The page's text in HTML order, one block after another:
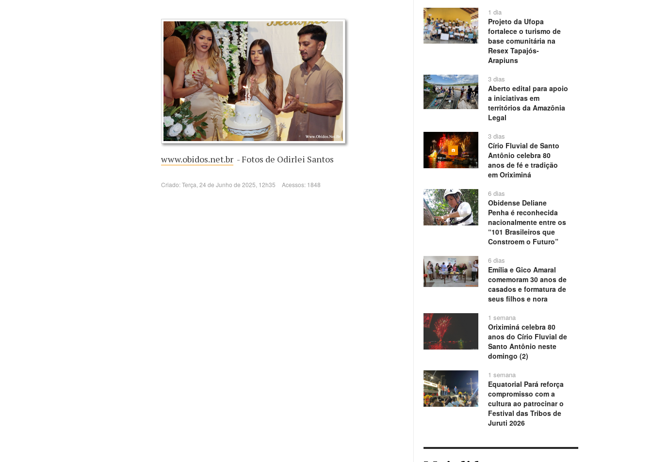
www.obidos.net.br - Fotos de Odirlei Santos
Criado: Terça, 24 de Junho de 2025, 12h35 Acessos: 1848
1 dia
Projeto da Ufopa
fortalece o turismo de
base comunitária na
Resex Tapajós-
Arapiuns
3 dias
Aberto edital para apoio
a iniciativas em
territórios da Amazônia
Legal
3 dias
Círio Fluvial de Santo
Antônio celebra 80
anos de fé e tradição
em Oriximiná
6 dias
Obidense Deliane
Penha é reconhecida
nacionalmente entre os
“101 Brasileiros que
Constroem o Futuro”
6 dias
Emília e Gico Amaral
comemoram 30 anos de
casados e formatura de
seus filhos e nora
1 semana
Oriximiná celebra 80
anos do Círio Fluvial de
Santo Antônio neste
domingo (2)
1 semana
Equatorial Pará reforça
compromisso com a
cultura ao patrocinar o
Festival das Tribos de
Juruti 2026